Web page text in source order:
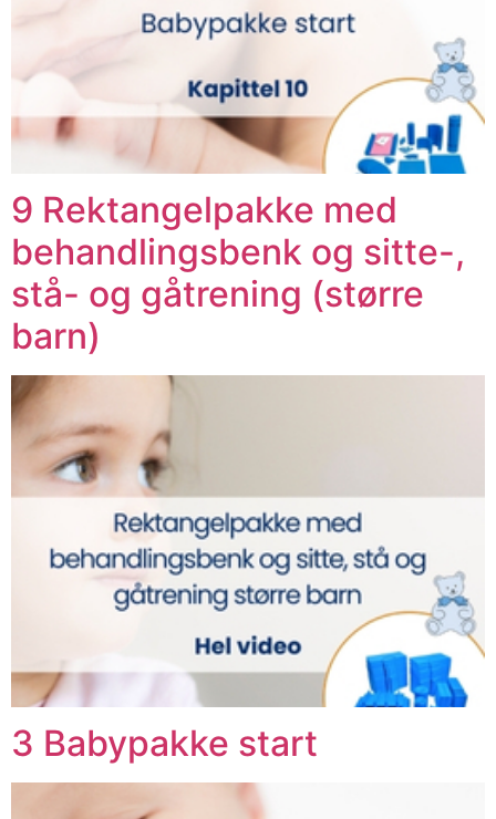
9 Rektangelpakke med
behandlingsbenk og sitte-,
stå- og gåtrening (større
barn)
3 Babypakke start